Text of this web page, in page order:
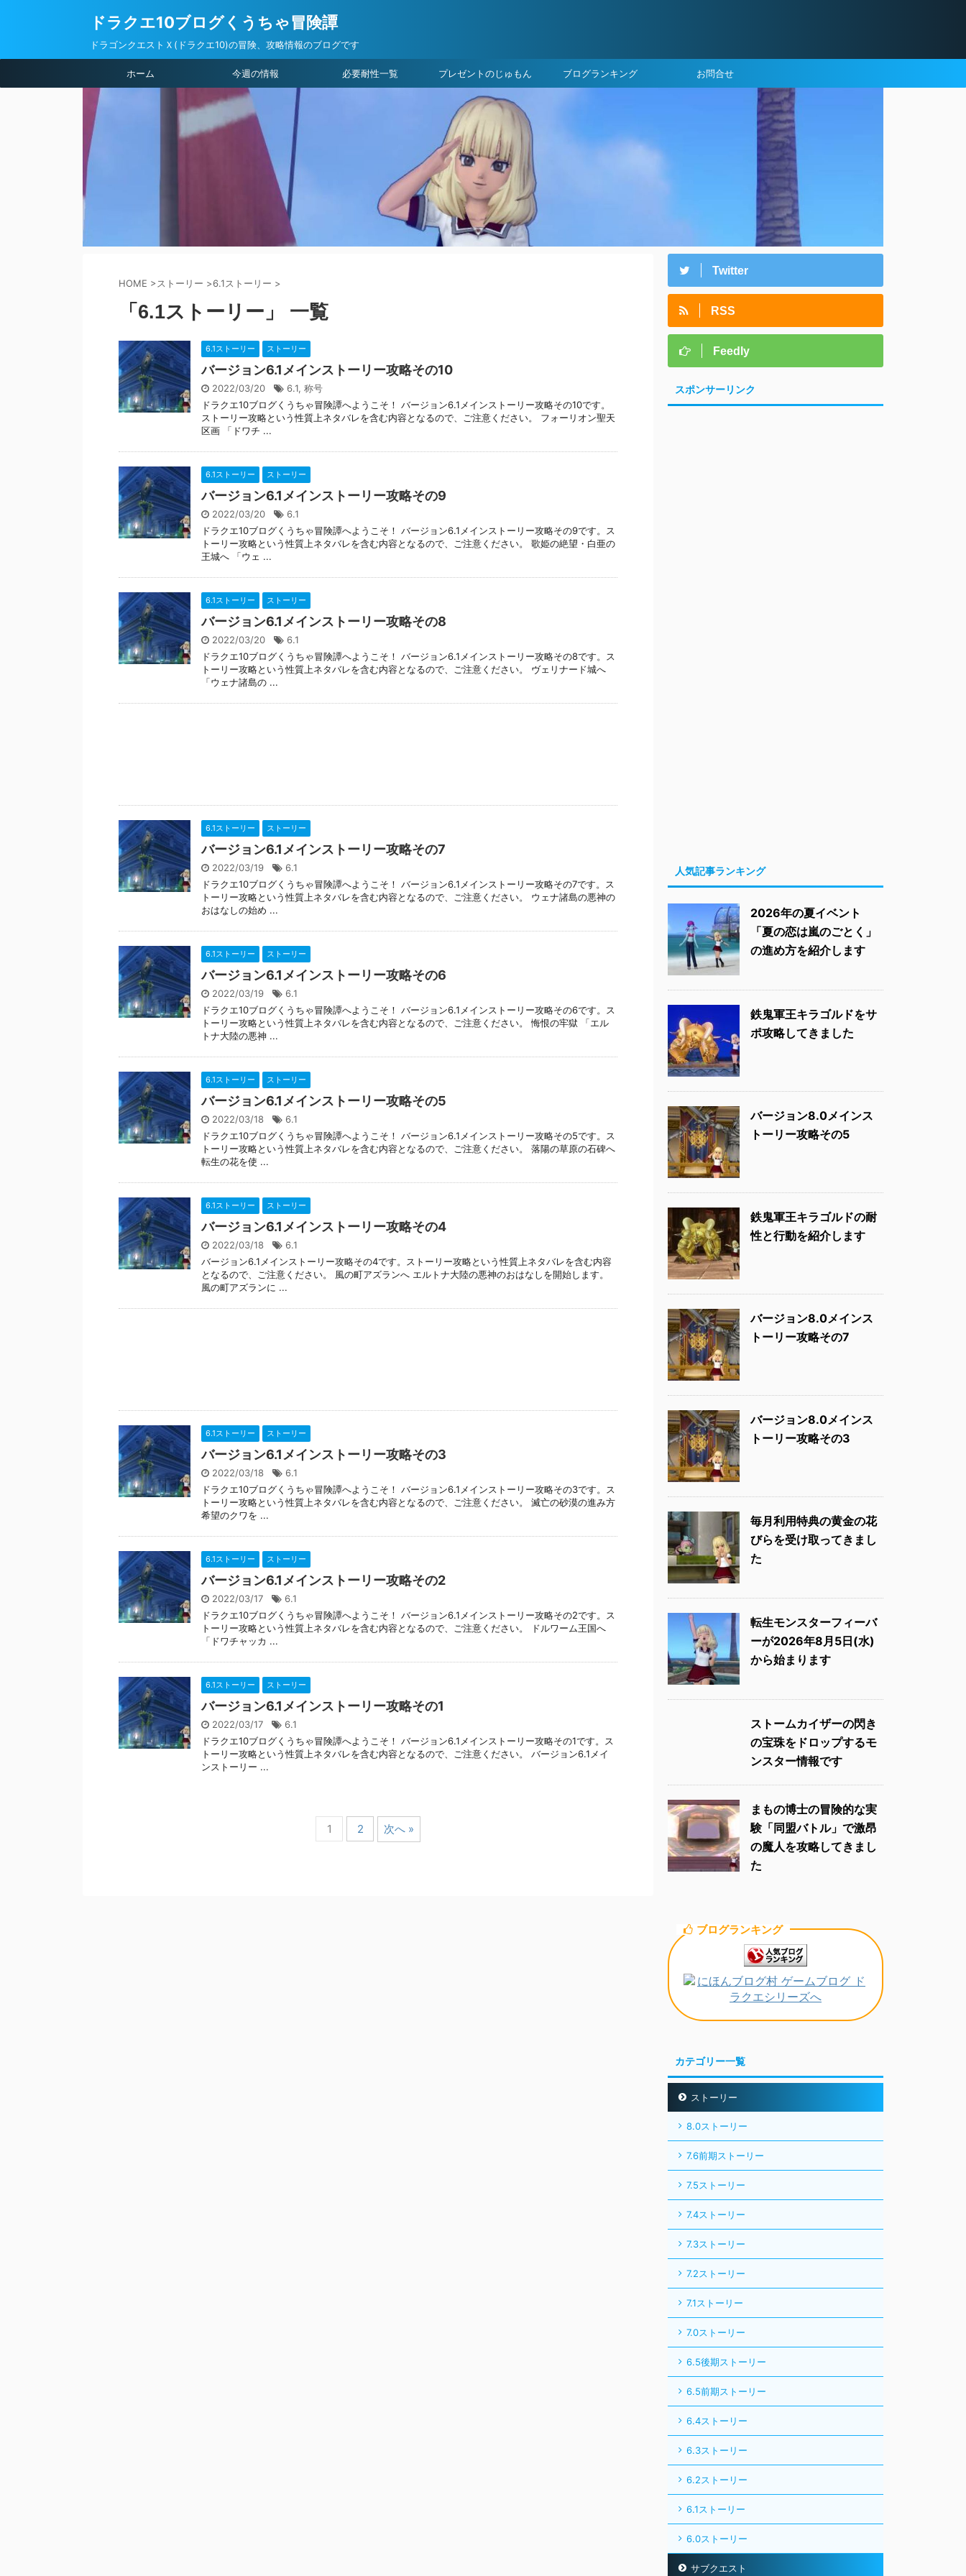
ドラクエ10ブログくうちゃ冒険譚
ドラゴンクエストＸ(ドラクエ10)の冒険、攻略情報のブログです
ホーム 今週の情報 必要耐性一覧 プレゼントのじゅもん ブログランキング お問合せ
HOME >ストーリー >6.1ストーリー >
「6.1ストーリー」 一覧
6.1ストーリー ストーリー
バージョン6.1メインストーリー攻略その10
2022/03/20 6.1, 称号
ドラクエ10ブログくうちゃ冒険譚へようこそ！ バージョン6.1メインストーリー攻略その10です。
ストーリー攻略という性質上ネタバレを含む内容となるので、ご注意ください。 フォーリオン聖天
区画 「ドワチ ...
6.1ストーリー ストーリー
バージョン6.1メインストーリー攻略その9
2022/03/20
6.1
ドラクエ10ブログくうちゃ冒険譚へようこそ！ バージョン6.1メインストーリー攻略その9です。ス
トーリー攻略という性質上ネタバレを含む内容となるので、ご注意ください。 歌姫の絶望・白亜の
王城へ 「ウェ ...
6.1ストーリー ストーリー
バージョン6.1メインストーリー攻略その8
2022/03/20
6.1
ドラクエ10ブログくうちゃ冒険譚へようこそ！ バージョン6.1メインストーリー攻略その8です。ス
トーリー攻略という性質上ネタバレを含む内容となるので、ご注意ください。 ヴェリナード城へ
「ウェナ諸島の ...
6.1ストーリー ストーリー
バージョン6.1メインストーリー攻略その7
2022/03/19
6.1
ドラクエ10ブログくうちゃ冒険譚へようこそ！ バージョン6.1メインストーリー攻略その7です。ス
トーリー攻略という性質上ネタバレを含む内容となるので、ご注意ください。 ウェナ諸島の悪神の
おはなしの始め ...
6.1ストーリー ストーリー
バージョン6.1メインストーリー攻略その6
2022/03/19
6.1
ドラクエ10ブログくうちゃ冒険譚へようこそ！ バージョン6.1メインストーリー攻略その6です。ス
トーリー攻略という性質上ネタバレを含む内容となるので、ご注意ください。 悔恨の牢獄 「エル
トナ大陸の悪神 ...
6.1ストーリー ストーリー
バージョン6.1メインストーリー攻略その5
2022/03/18
6.1
ドラクエ10ブログくうちゃ冒険譚へようこそ！ バージョン6.1メインストーリー攻略その5です。ス
トーリー攻略という性質上ネタバレを含む内容となるので、ご注意ください。 落陽の草原の石碑へ
転生の花を使 ...
6.1ストーリー ストーリー
バージョン6.1メインストーリー攻略その4
2022/03/18
6.1
バージョン6.1メインストーリー攻略その4です。ストーリー攻略という性質上ネタバレを含む内容
となるので、ご注意ください。 風の町アズランへ エルトナ大陸の悪神のおはなしを開始します。
風の町アズランに ...
6.1ストーリー ストーリー
バージョン6.1メインストーリー攻略その3
2022/03/18
6.1
ドラクエ10ブログくうちゃ冒険譚へようこそ！ バージョン6.1メインストーリー攻略その3です。ス
トーリー攻略という性質上ネタバレを含む内容となるので、ご注意ください。 滅亡の砂漠の進み方
希望のクワを ...
6.1ストーリー ストーリー
バージョン6.1メインストーリー攻略その2
2022/03/17
6.1
ドラクエ10ブログくうちゃ冒険譚へようこそ！ バージョン6.1メインストーリー攻略その2です。ス
トーリー攻略という性質上ネタバレを含む内容となるので、ご注意ください。 ドルワーム王国へ
「ドワチャッカ ...
6.1ストーリー ストーリー
バージョン6.1メインストーリー攻略その1
2022/03/17
6.1
ドラクエ10ブログくうちゃ冒険譚へようこそ！ バージョン6.1メインストーリー攻略その1です。ス
トーリー攻略という性質上ネタバレを含む内容となるので、ご注意ください。 バージョン6.1メイ
ンストーリー ...
1 2 次へ »
Twitter
RSS
Feedly
スポンサーリンク
人気記事ランキング
2026年の夏イベント
「夏の恋は嵐のごとく」
の進め方を紹介します
鉄鬼軍王キラゴルドをサ
ポ攻略してきました
バージョン8.0メインス
トーリー攻略その5
鉄鬼軍王キラゴルドの耐
性と行動を紹介します
バージョン8.0メインス
トーリー攻略その7
バージョン8.0メインス
トーリー攻略その3
毎月利用特典の黄金の花
びらを受け取ってきまし
た
転生モンスターフィーバ
ーが2026年8月5日(水)
から始まります
ストームカイザーの閃き
の宝珠をドロップするモ
ンスター情報です
まもの博士の冒険的な実
験「同盟バトル」で激昂
の魔人を攻略してきまし
た
ブログランキング
カテゴリー一覧
ストーリー
8.0ストーリー
7.6前期ストーリー
7.5ストーリー
7.4ストーリー
7.3ストーリー
7.2ストーリー
7.1ストーリー
7.0ストーリー
6.5後期ストーリー
6.5前期ストーリー
6.4ストーリー
6.3ストーリー
6.2ストーリー
6.1ストーリー
6.0ストーリー
サブクエスト